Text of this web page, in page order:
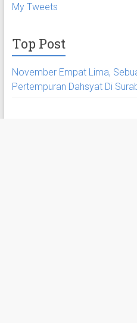
My Tweets
Top Post
November Empat Lima,
Pertempuran Dahsyat Di